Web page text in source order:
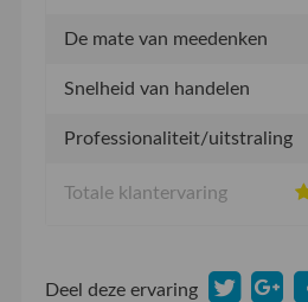
De mate van meedenken
Snelheid van handelen
Professionaliteit/uitstraling
Totale klantervaring
Deel deze ervaring